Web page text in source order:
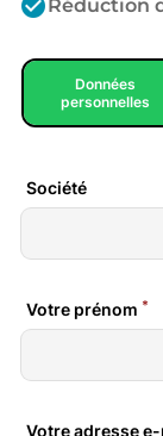
check_circleRéduction